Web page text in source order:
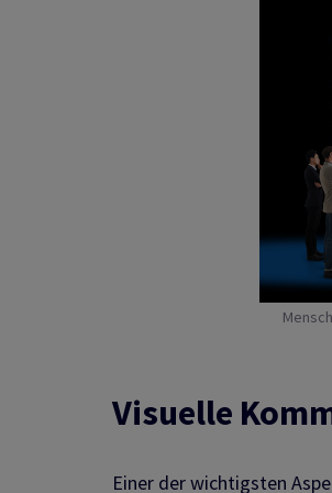
Visuelle
Einer der wichtigsten